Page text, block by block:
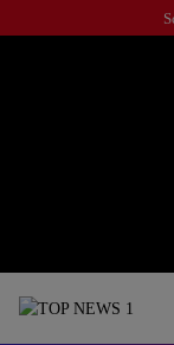
ke